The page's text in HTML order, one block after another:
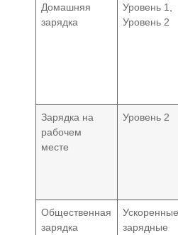
Домашняя
зарядка
Уровень 1,
Уровень 2
Зарядка на
рабочем
месте
Уровень 2
Общественная
зарядка
Ускоренные
зарядные